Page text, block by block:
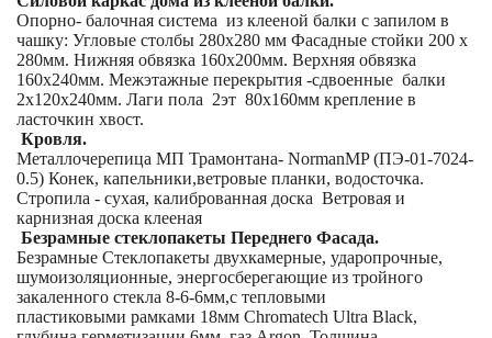
Опорно- балочная система из клееной балки с запилом в
чашку: Угловые столбы 280х280 мм Фасадные стойки 200 х
280мм. Нижняя обвязка 160х200мм. Верхняя обвязка
160х240мм. Межэтажные перекрытия -сдвоенные балки
2х120х240мм. Лаги пола 2эт 80х160мм крепление в
ласточкин хвост.
Кровля.
Металлочерепица МП Трамонтана- NormanMP (ПЭ-01-7024-
0.5) Конек, капельники,ветровые планки, водосточка.
Стропила - сухая, калиброванная доска Ветровая и
карнизная доска клееная
Безрамные стеклопакеты Переднего Фасада.
Безрамные Стеклопакеты двухкамерные, ударопрочные,
шумоизоляционные, энергосберегающие из тройного
закаленного стекла 8-6-6мм,с тепловыми
пластиковыми рамками 18мм Chromatech Ultra Black,